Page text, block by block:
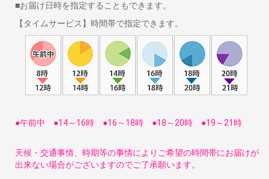
■お届け日時を指定することもできます。
【タイムサービス】時間帯で指定できます。
●午前中 ●14～16時 ●16～18時 ●18～20時 ●19～21時
天候・交通事情、時期等の事情によりご希望の時間帯にお届けが
出来ない場合がございますのでご了承願います。